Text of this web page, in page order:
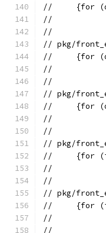
//     {for
//
//
// pkg/
//     {for
//
//
// pkg/
//     {for
//
//
// pkg/
//     {for
//
//
// pkg/
//     {for
//
//